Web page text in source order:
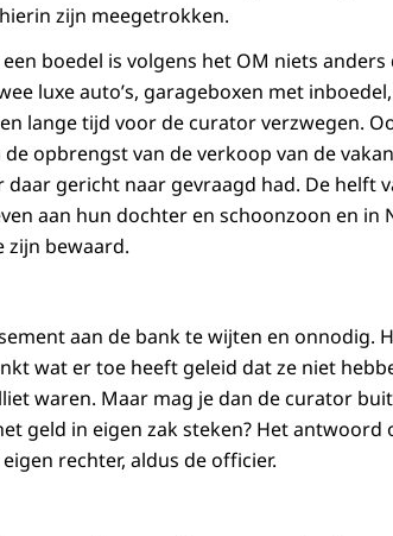
zijn meegetrokken.
boedel is volgens het OM niets anders
luxe auto’s, garageboxen met
lange tijd voor de curator verzwegen.
de opbrengst van de verkoop van de
gericht naar gevraagd had. De helft
aan hun dochter en schoonzoon en in
zijn bewaard.
aan de bank te wijten en onnodig.
wat er toe heeft geleid dat ze niet
waren. Maar mag je dan de curator
geld in eigen zak steken? Het antwoord
rechter, aldus de officier.